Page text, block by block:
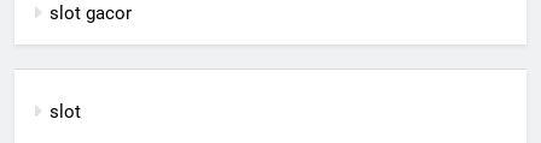
slot gacor
slot